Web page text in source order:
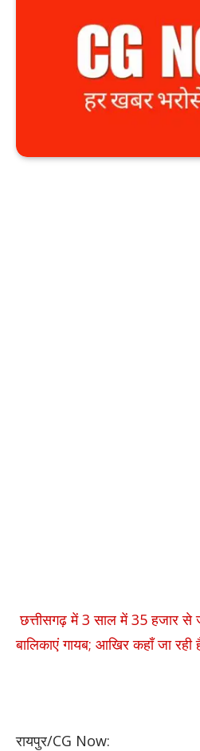
छत्तीसगढ़ में 3 साल में 35 हजार से
बालिकाएं गायब; आखिर कहाँ जा
रायपुर/CG Now: